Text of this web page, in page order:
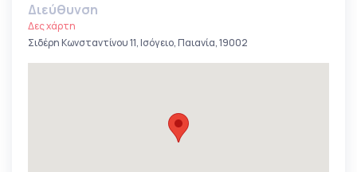
Διεύθυνση
Δες χάρτη
Σιδέρη Κωνσταντίνου 11, Ισόγειο, Παιανία, 19002